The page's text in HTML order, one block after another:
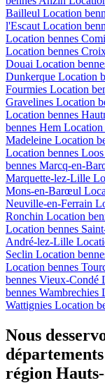
Bailleul Location
l'Escaut Location
Location bennes
Location bennes
Douai Location
Dunkerque Location
Fourmies Location
Gravelines Location
Location bennes
bennes Hem Location
Madeleine Location
Location bennes Loos
bennes Marcq-en-
Marquette-lez-Lille
Mons-en-Barœul
Neuville-en-Ferrain
Ronchin Location
Location bennes
André-lez-Lille
Seclin Location
Location bennes
bennes Vieux-Condé
bennes Wambrechies
Wattignies Location
Nous
région